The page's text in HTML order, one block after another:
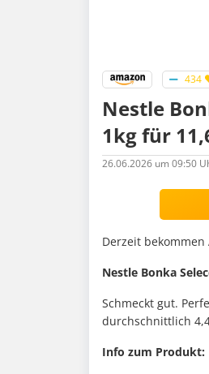
434
Nestle
1kg für
26.06.2026 um 09:50
Derzeit
Nestle Bonka
Schmeckt gut.
durchschnittlich
Info zum Produkt: